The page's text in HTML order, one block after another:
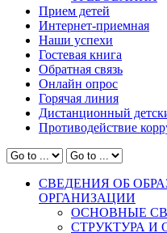
Прием детей
Интернет-приемная
Наши успехи
Гостевая книга
Обратная связь
Онлайн опрос
Горячая линия
Дистанционный
Противодействие
СВЕДЕНИЯ ОБ
ОРГАНИЗАЦИИ
ОСНОВНЫЕ
СТРУКТУРА И